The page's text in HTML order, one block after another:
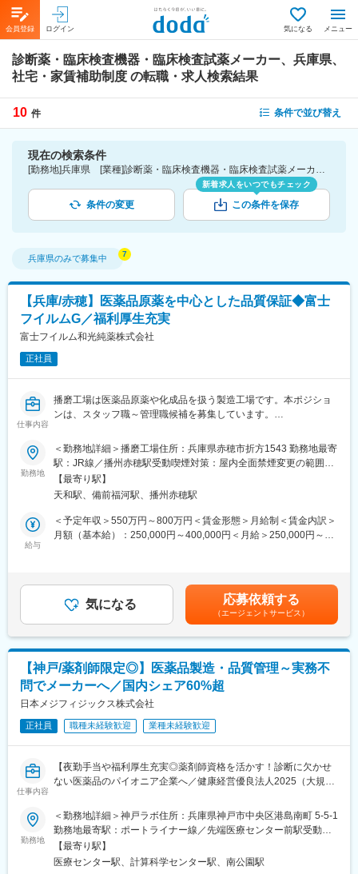
会員登録 ログイン 気になる メニュー
診断薬・臨床検査機器・臨床検査試薬メーカー、兵庫県、
社宅・家賃補助制度 の転職・求人検索結果
10 件 条件で並び替え
現在の検索条件
[勤務地]兵庫県 [業種]診断薬・臨床検査機器・臨床検査試薬メーカー-医薬品・医療機器・ライフサイエンス・医療系サービス [詳細条件](待遇・福利厚生)社宅・家賃補助制度
条件の変更
新着求人をいつでもチェック
この条件を保存
兵庫県のみで募集中
【兵庫/赤穂】医薬品原薬を中心とした品質保証◆富士
フイルムG／福利厚生充実
富士フイルム和光純薬株式会社
正社員
仕事内容
播磨工場は医薬品原薬や化成品を扱う製造工場です。本ポジショ
ンは、スタッフ職～管理職候補を募集しています。
工場の品質保証職として下記業務を担当頂きます。
・判定業務（出荷）及び照査
・使用許可（原料、中間体）
・サプライヤー監査
・システム文書確認、承認、レビュー作業
・自己点検/内部監査
・システム会議運営、参画
・GMP関連業務の維持、管理（バリテーション、安定性モニタリ
ング、品質照査）
・顧客対応業務（監査、調査書、仕様書）等
■このポジションならではの特徴
・本社側で策定する品質方針や施策を、播磨工場の状況に応じ
て、手段、プロセスを自らが創意工夫して検討、実行し、工場全
体の品質レベル向上に寄与することが可能です。
・業務効率や品質レベル向上を目的とした、デジタル化の推進や
システムの構築等に携われる可能性があります。
・同社が製造に必要な原料のサプライヤーの、品質レベル向上の
教育やサポートに携わることが可能です。サプライヤーも巻き込
んだ、自社に留まらない範囲で活躍することができます。
■当社に関して：
当社は2022年に創業100年を迎えた総合試薬メーカーで、試薬・
化成品・臨床検査薬の3事業で構成されます。3事業の売上はバラ
ンスよく構成され、直近数年では、毎年過去最高の業績を更新し
勤務地
＜勤務地詳細＞播磨工場住所：兵庫県赤穂市折方1543 勤務地最寄
駅：JR線／播州赤穂駅受動喫煙対策：屋内全面禁煙変更の範囲：
会社の定める事業所
【最寄り駅】
天和駅、備前福河駅、播州赤穂駅
給与
＜予定年収＞550万円～800万円＜賃金形態＞月給制＜賃金内訳＞
月額（基本給）：250,000円～400,000円＜月給＞250,000円～
480万円／25歳（月給23万円＋賞与＋手当）賃金はあくまでも目
安の金額であり、選考を通じて上下する可能性があります。月給
(月額)は固定手当を含めた表記です。
気になる 応募依頼する
（エージェントサービス）
【神戸/薬剤師限定◎】医薬品製造・品質管理～実務不
問でメーカーへ／国内シェア60%超
日本メジフィジックス株式会社
正社員 職種未経験歓迎 業種未経験歓迎
仕事内容
【夜勤手当や福利厚生充実◎薬剤師資格を活かす！診断に欠かせ
ない医薬品のパイオニア企業へ／健康経営優良法人2025（大規模
■具体的な職務内容
・放射性医薬品の製造
・放射性医薬品の無菌試験、定量試験などの多種にわたる品質試
験
勤務地
＜勤務地詳細＞神戸ラボ住所：兵庫県神戸市中央区港島南町 5-5-1
勤務地最寄駅：ポートライナー線／先端医療センター前駅受動喫
煙対策：屋内全面禁煙変更の範囲：会社の定める事業所
【最寄り駅】
医療センター駅、計算科学センター駅、南公園駅